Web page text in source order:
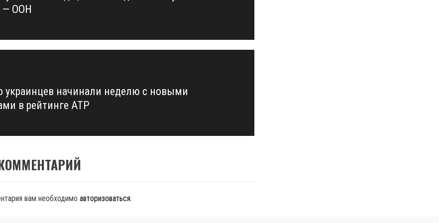
— ООН
украинцев начинали неделю с новыми
в рейтинге ATP
вам необходимо авторизоваться.